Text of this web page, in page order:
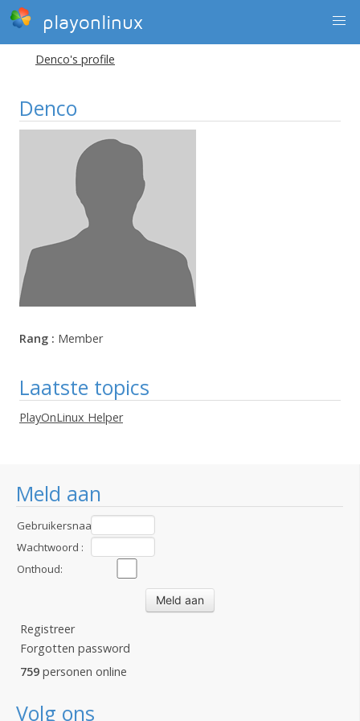
playonlinux
Meld aan
Gebruikersnaam
:Wachtwoord :
Onthoud:
Registreer
Forgotten password
759 personen online
Volg ons
Denco's profile
Denco
Rang : Member
Laatste topics
PlayOnLinux Helper